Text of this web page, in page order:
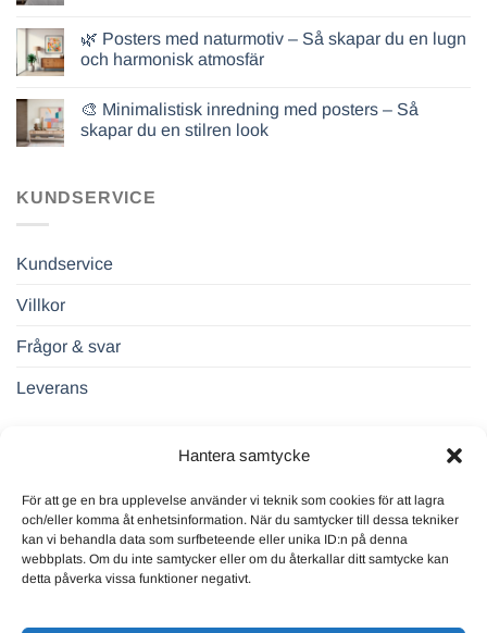
Hantera samtycke
För att ge en bra upplevelse använder vi teknik som cookies för att lagra
och/eller komma åt enhetsinformation. När du samtycker till dessa tekniker
kan vi behandla data som surfbeteende eller unika ID:n på denna
webbplats. Om du inte samtycker eller om du återkallar ditt samtycke kan
detta påverka vissa funktioner negativt.
🌿 Posters med naturmotiv – Så skapar du en lugn
och harmonisk atmosfär
🎨 Minimalistisk inredning med posters – Så
skapar du en stilren look
KUNDSERVICE
Kundservice
Villkor
Frågor & svar
Leverans
FÖRETAGSUPPGIFTER
Drift Sverige AB
559131-2771
Regeringsgatan 65
BOX 3282